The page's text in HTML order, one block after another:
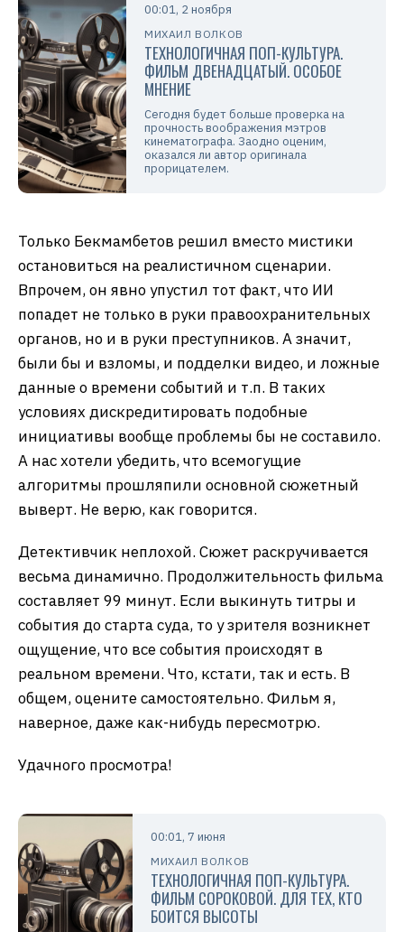
00:01, 2 ноября
МИХАИЛ ВОЛКОВ
ТЕХНОЛОГИЧНАЯ ПОП-КУЛЬТУРА.
ФИЛЬМ ДВЕНАДЦАТЫЙ. ОСОБОЕ
МНЕНИЕ
Сегодня будет больше проверка на
прочность воображения мэтров
кинематографа. Заодно оценим,
оказался ли автор оригинала
прорицателем.
Только Бекмамбетов решил вместо мистики
остановиться на реалистичном сценарии.
Впрочем, он явно упустил тот факт, что ИИ
попадет не только в руки правоохранительных
органов, но и в руки преступников. А значит,
были бы и взломы, и подделки видео, и ложные
данные о времени событий и т.п. В таких
условиях дискредитировать подобные
инициативы вообще проблемы бы не составило.
А нас хотели убедить, что всемогущие
алгоритмы прошляпили основной сюжетный
выверт. Не верю, как говорится.
Детективчик неплохой. Сюжет раскручивается
весьма динамично. Продолжительность фильма
составляет 99 минут. Если выкинуть титры и
события до старта суда, то у зрителя возникнет
ощущение, что все события происходят в
реальном времени. Что, кстати, так и есть. В
общем, оцените самостоятельно. Фильм я,
наверное, даже как-нибудь пересмотрю.
Удачного просмотра!
00:01, 7 июня
МИХАИЛ ВОЛКОВ
ТЕХНОЛОГИЧНАЯ ПОП-КУЛЬТУРА.
ФИЛЬМ СОРОКОВОЙ. ДЛЯ ТЕХ, КТО
БОИТСЯ ВЫСОТЫ